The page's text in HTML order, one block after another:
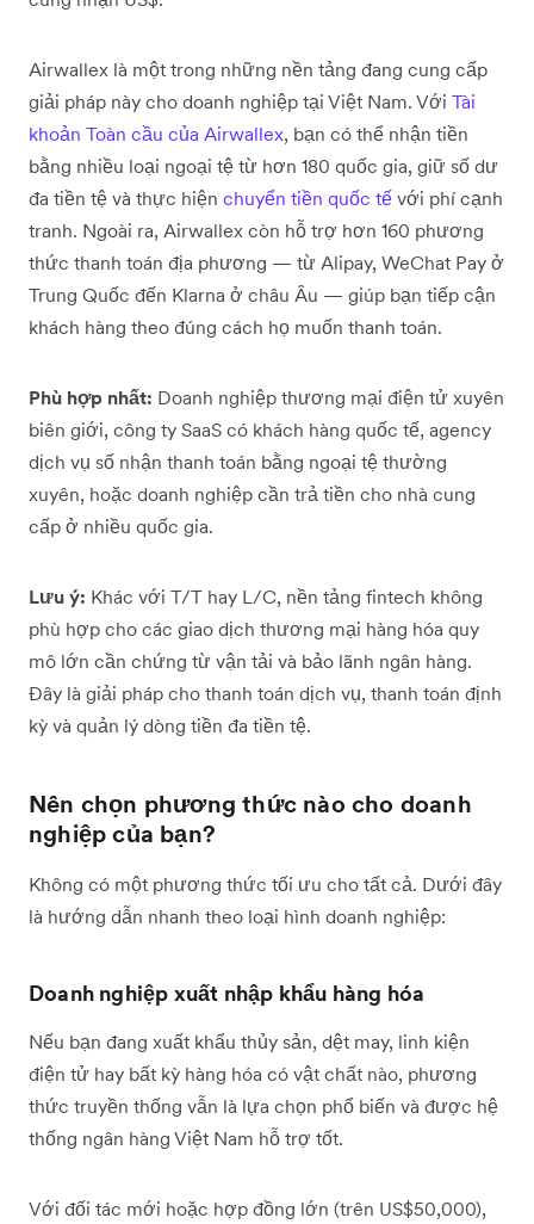
Airwallex là một trong những nền tảng đang cung cấp
giải pháp này cho doanh nghiệp tại Việt Nam. Với Tài
khoản Toàn cầu của Airwallex, bạn có thể nhận tiền
bằng nhiều loại ngoại tệ từ hơn 180 quốc gia, giữ số dư
đa tiền tệ và thực hiện chuyển tiền quốc tế với phí cạnh
tranh. Ngoài ra, Airwallex còn hỗ trợ hơn 160 phương
thức thanh toán địa phương — từ Alipay, WeChat Pay ở
Trung Quốc đến Klarna ở châu Âu — giúp bạn tiếp cận
khách hàng theo đúng cách họ muốn thanh toán.
Phù hợp nhất: Doanh nghiệp thương mại điện tử xuyên
biên giới, công ty SaaS có khách hàng quốc tế, agency
dịch vụ số nhận thanh toán bằng ngoại tệ thường
xuyên, hoặc doanh nghiệp cần trả tiền cho nhà cung
cấp ở nhiều quốc gia.
Lưu ý: Khác với T/T hay L/C, nền tảng fintech không
phù hợp cho các giao dịch thương mại hàng hóa quy
mô lớn cần chứng từ vận tải và bảo lãnh ngân hàng.
Đây là giải pháp cho thanh toán dịch vụ, thanh toán định
kỳ và quản lý dòng tiền đa tiền tệ.
Nên chọn phương thức nào cho doanh
nghiệp của bạn?
Không có một phương thức tối ưu cho tất cả. Dưới đây
là hướng dẫn nhanh theo loại hình doanh nghiệp:
Doanh nghiệp xuất nhập khẩu hàng hóa
Nếu bạn đang xuất khẩu thủy sản, dệt may, linh kiện
điện tử hay bất kỳ hàng hóa có vật chất nào, phương
thức truyền thống vẫn là lựa chọn phổ biến và được hệ
thống ngân hàng Việt Nam hỗ trợ tốt.
Với đối tác mới hoặc hợp đồng lớn (trên US$50,000),